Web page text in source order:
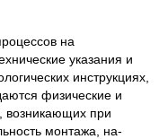
на
указания и
инструкциях,
физические и
возни­кающих при
монтажа, на­